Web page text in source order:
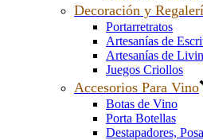
Decoración y
Portarretratos
Artesanías de
Artesanías de
Juegos Criollos
Accesorios Para Vino
Botas de Vino
Porta Botellas
Destapadores,